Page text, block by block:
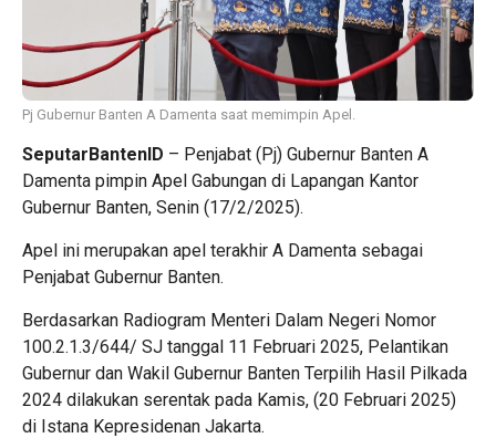
Pj Gubernur Banten A Damenta saat memimpin Apel.
SeputarBantenID – Penjabat (Pj) Gubernur Banten A
Damenta pimpin Apel Gabungan di Lapangan Kantor
Gubernur Banten, Senin (17/2/2025).
Apel ini merupakan apel terakhir A Damenta sebagai
Penjabat Gubernur Banten.
Berdasarkan Radiogram Menteri Dalam Negeri Nomor
100.2.1.3/644/ SJ tanggal 11 Februari 2025, Pelantikan
Gubernur dan Wakil Gubernur Banten Terpilih Hasil Pilkada
2024 dilakukan serentak pada Kamis, (20 Februari 2025)
di Istana Kepresidenan Jakarta.